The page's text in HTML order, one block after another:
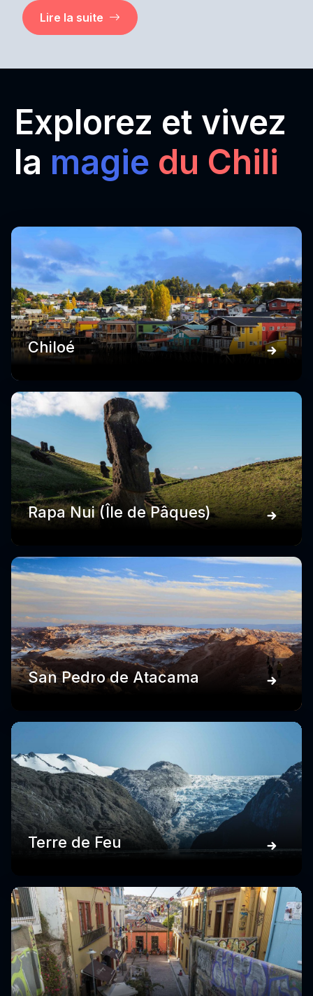
Lire la suite
Explorez et vivez
la magie du Chili
Chiloé
Rapa Nui (Île de Pâques)
San Pedro de Atacama
Terre de Feu